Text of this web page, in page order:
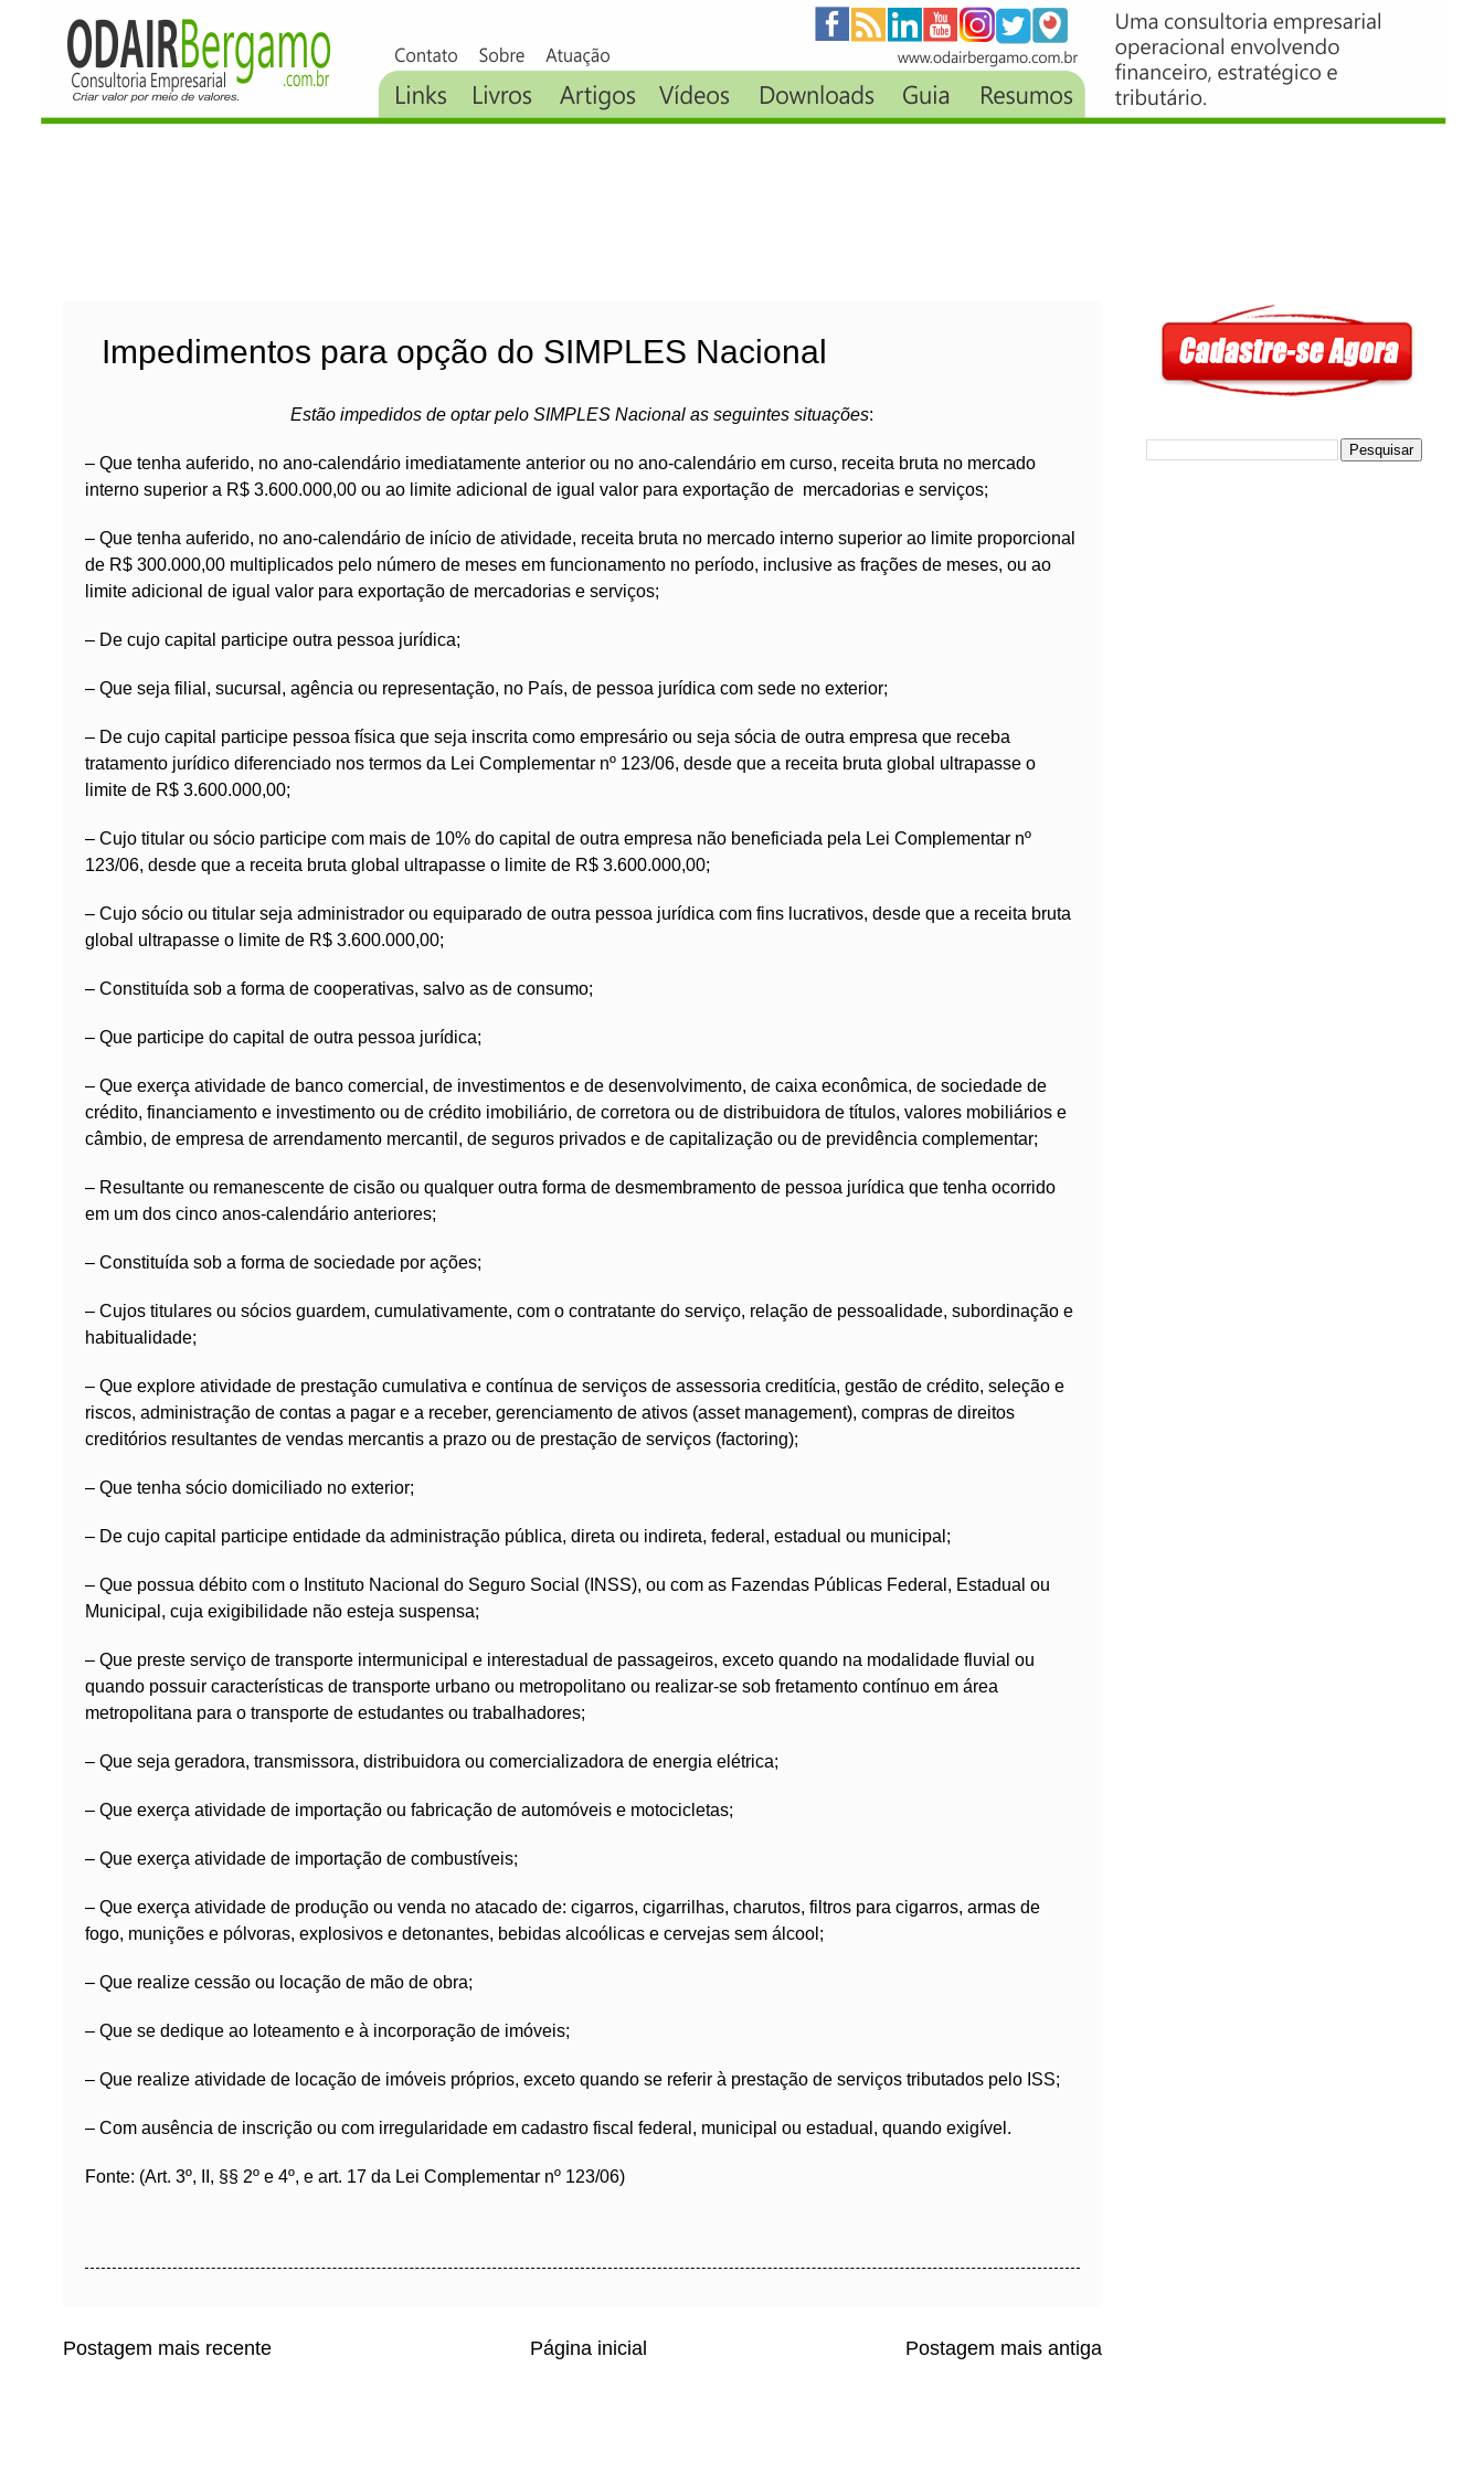
Impedimentos para opção do SIMPLES Nacional
Estão impedidos de optar pelo SIMPLES Nacional as seguintes situações:
– Que tenha auferido, no ano-calendário imediatamente anterior ou no ano-calendário em curso, receita bruta no mercado
interno superior a R$ 3.600.000,00 ou ao limite adicional de igual valor para exportação de mercadorias e serviços;
– Que tenha auferido, no ano-calendário de início de atividade, receita bruta no mercado interno superior ao limite proporcional
de R$ 300.000,00 multiplicados pelo número de meses em funcionamento no período, inclusive as frações de meses, ou ao
limite adicional de igual valor para exportação de mercadorias e serviços;
– De cujo capital participe outra pessoa jurídica;
– Que seja filial, sucursal, agência ou representação, no País, de pessoa jurídica com sede no exterior;
– De cujo capital participe pessoa física que seja inscrita como empresário ou seja sócia de outra empresa que receba
tratamento jurídico diferenciado nos termos da Lei Complementar nº 123/06, desde que a receita bruta global ultrapasse o
limite de R$ 3.600.000,00;
– Cujo titular ou sócio participe com mais de 10% do capital de outra empresa não beneficiada pela Lei Complementar nº
123/06, desde que a receita bruta global ultrapasse o limite de R$ 3.600.000,00;
– Cujo sócio ou titular seja administrador ou equiparado de outra pessoa jurídica com fins lucrativos, desde que a receita bruta
global ultrapasse o limite de R$ 3.600.000,00;
– Constituída sob a forma de cooperativas, salvo as de consumo;
– Que participe do capital de outra pessoa jurídica;
– Que exerça atividade de banco comercial, de investimentos e de desenvolvimento, de caixa econômica, de sociedade de
crédito, financiamento e investimento ou de crédito imobiliário, de corretora ou de distribuidora de títulos, valores mobiliários e
câmbio, de empresa de arrendamento mercantil, de seguros privados e de capitalização ou de previdência complementar;
– Resultante ou remanescente de cisão ou qualquer outra forma de desmembramento de pessoa jurídica que tenha ocorrido
em um dos cinco anos-calendário anteriores;
– Constituída sob a forma de sociedade por ações;
– Cujos titulares ou sócios guardem, cumulativamente, com o contratante do serviço, relação de pessoalidade, subordinação e
habitualidade;
– Que explore atividade de prestação cumulativa e contínua de serviços de assessoria creditícia, gestão de crédito, seleção e
riscos, administração de contas a pagar e a receber, gerenciamento de ativos (asset management), compras de direitos
creditórios resultantes de vendas mercantis a prazo ou de prestação de serviços (factoring);
– Que tenha sócio domiciliado no exterior;
– De cujo capital participe entidade da administração pública, direta ou indireta, federal, estadual ou municipal;
– Que possua débito com o Instituto Nacional do Seguro Social (INSS), ou com as Fazendas Públicas Federal, Estadual ou
Municipal, cuja exigibilidade não esteja suspensa;
– Que preste serviço de transporte intermunicipal e interestadual de passageiros, exceto quando na modalidade fluvial ou
quando possuir características de transporte urbano ou metropolitano ou realizar-se sob fretamento contínuo em área
metropolitana para o transporte de estudantes ou trabalhadores;
– Que seja geradora, transmissora, distribuidora ou comercializadora de energia elétrica;
– Que exerça atividade de importação ou fabricação de automóveis e motocicletas;
– Que exerça atividade de importação de combustíveis;
– Que exerça atividade de produção ou venda no atacado de: cigarros, cigarrilhas, charutos, filtros para cigarros, armas de
fogo, munições e pólvoras, explosivos e detonantes, bebidas alcoólicas e cervejas sem álcool;
– Que realize cessão ou locação de mão de obra;
– Que se dedique ao loteamento e à incorporação de imóveis;
– Que realize atividade de locação de imóveis próprios, exceto quando se referir à prestação de serviços tributados pelo ISS;
– Com ausência de inscrição ou com irregularidade em cadastro fiscal federal, municipal ou estadual, quando exigível.
Fonte: (Art. 3º, II, §§ 2º e 4º, e art. 17 da Lei Complementar nº 123/06)
Postagem mais recente Postagem mais antiga
Página inicial